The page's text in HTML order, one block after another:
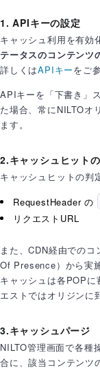
1. APIキーの設定
キャッシュ利用を有効
テータスのコンテンツ
詳しくはAPIキーをご
APIキーを「下書き」
た場合、常にNILTOオ
ます。
2.キャッシュヒット
キャッシュヒットの判
RequestHeader の
リクエストURL
また、CDN経由での
Of Presence）から実
キャッシュは各POP
エストではオリジンに
3.キャッシュパージ
NILTO管理画面で各種
合に、該当コンテンツ